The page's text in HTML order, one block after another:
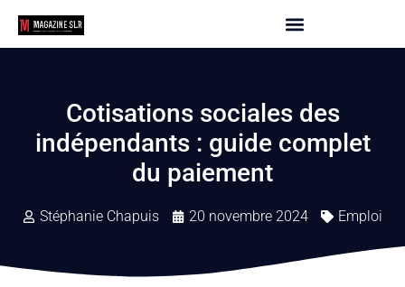
Cotisations sociales des
indépendants : guide complet
du paiement
Stéphanie Chapuis 20 novembre 2024 Emploi